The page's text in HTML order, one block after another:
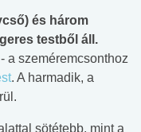
és három
testből áll.
a szeméremcsonthoz
. A harmadik, a
sötétebb, mint a